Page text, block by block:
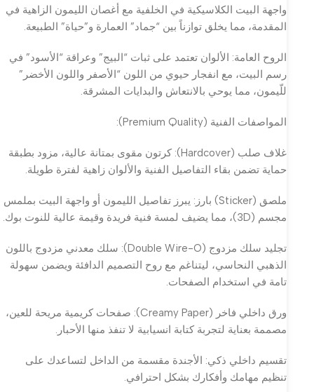
واجهة البيت الكلاسيكية في الخلفية مع أغصان الليمون الزاهية في
المقدمة، مما يخلق توازناً بين “جماد” العمارة و”حياة” الطبيعة.
الروح العامة: الألوان تعتمد على ثبات “البيج” وعراقة “الأسود” في
رسم البيت، مع انفجار حيوي من اللون “الأصفر واللون الأخضر”
للّيمون، مما يوحي بالانتعاش والبدايات المشرقة.
المواصفات الفنية (Premium Quality):
غلاف صلب (Hardcover): كرتون مقوى بمتانة عالية، مزود بطبقة
حماية تضمن بقاء التفاصيل الفنية والألوان زاهية لفترة طويلة.
ملصق (Sticker) بارز: يبرز تفاصيل الليمون أو واجهة البيت بملمس
مجسم (3D)، مما يضيف لمسة فنية فريدة وقيمة عالية للنوت بوك.
تجليد سلك مزدوج (Double Wire-O): سلك معدني مزدوج باللون
الذهبي النحاسي، ليتناغم مع روح التصميم الدافئة ويضمن سهولة
تامة في استخدام الصفحات.
ورق داخلي فاخر (Creamy Paper): صفحات كريمية مريحة للعين،
مصممة بعناية لتجربة كتابة انسيابية لا تنفذ منها الأحبار.
تقسيم داخلي ذكي: الأجندة مقسمة من الداخل لتساعدك على
تنظيم مهامك وأفكارك بشكل احترافي.